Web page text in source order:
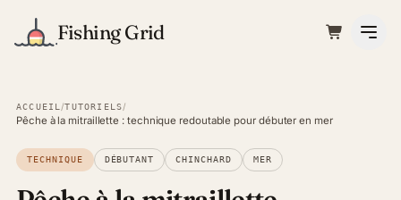
Fishing Grid
ACCUEIL /TUTORIELS/
Pêche à la mitraillette : technique redoutable pour débuter en mer
TECHNIQUE DÉBUTANT CHINCHARD MER